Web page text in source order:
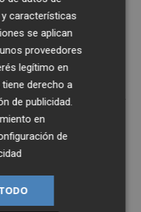
para ello".
cifra de cuánto
para
más allá
igualmente un
de club como lo
con la idea de
características
se aplican
proveedores
legítimo en
derecho a
de publicidad.
en
de